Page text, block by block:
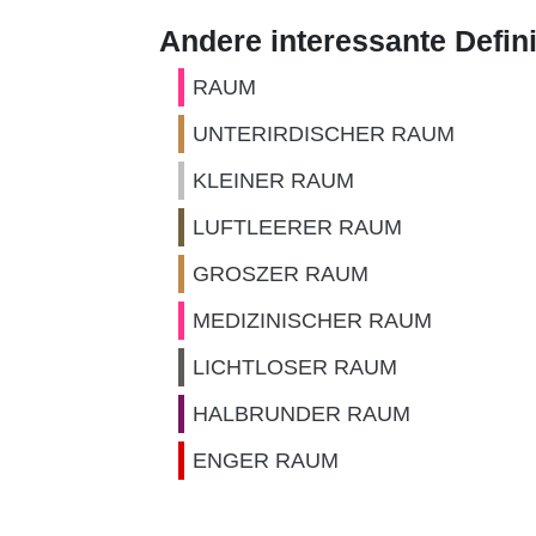
Andere interessante
RAUM
UNTERIRDISCHER RAUM
KLEINER RAUM
LUFTLEERER RAUM
GROSZER RAUM
MEDIZINISCHER RAUM
LICHTLOSER RAUM
HALBRUNDER RAUM
ENGER RAUM